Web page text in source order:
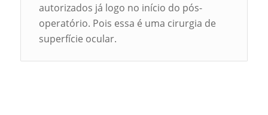
autorizados já logo no início do pós-
operatório. Pois essa é uma cirurgia de
superfície ocular.